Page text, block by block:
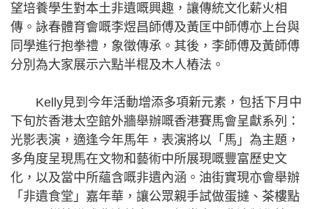
望培養學生對本土非遺嘅興趣，讓傳統文化薪火相
傳。詠春體育會嘅李煜昌師傅及黃匡中師傅亦上台與
同學進行抱拳禮，象徵傳承。其後，李師傅及黃師傅
分別為大家展示六點半棍及木人樁法。
Kelly見到今年活動增添多項新元素，包括下月中
下旬於香港太空館外牆舉辦嘅香港賽馬會呈獻系列：
光影表演，適逢今年馬年，表演將以「馬」為主題，
多角度呈現馬在文物和藝術中所展現嘅豐富歷史文
化，以及當中所蘊含嘅非遺內涵。油街實現亦會舉辦
「非遺食堂」嘉年華，讓公眾親手試做蛋撻、茶樓點